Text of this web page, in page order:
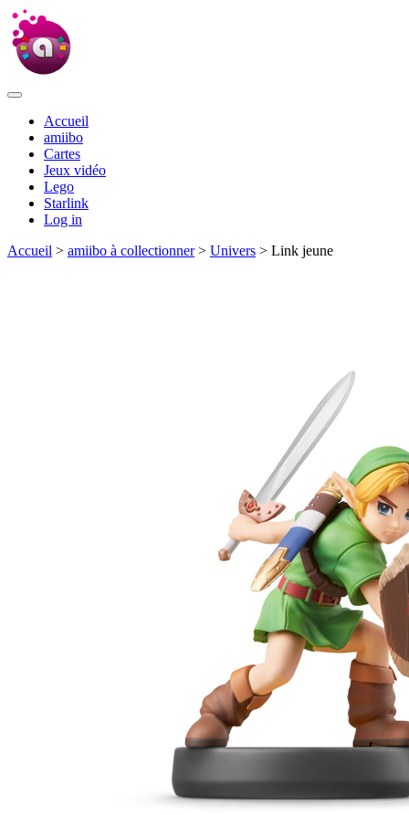
Accueil
amiibo
Cartes
Jeux vidéo
Lego
Starlink
Log in
Accueil > amiibo à collectionner> Univers > Link jeune